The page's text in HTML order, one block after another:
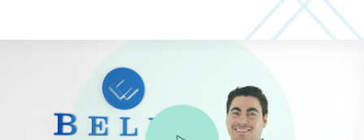
Detalles que hacen la diferencia